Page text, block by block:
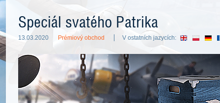
Speciál svatého Patrika
13.03.2020 Prémiový obchod V ostatních jazycích: